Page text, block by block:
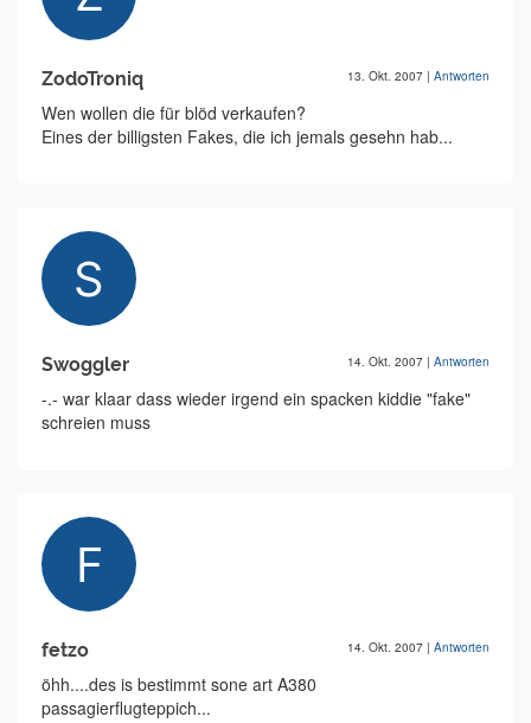
ZodoTroniq 13. Okt. 2007 | Antworten
Wen wollen die für blöd verkaufen?
Eines der billigsten Fakes, die ich jemals gesehn hab...
Swoggler 14. Okt. 2007 | Antworten
-.- war klaar dass wieder irgend ein spacken kiddie "fake"
schreien muss
fetzo 14. Okt. 2007 | Antworten
öhh....des is bestimmt sone art A380
passagierflugteppich...